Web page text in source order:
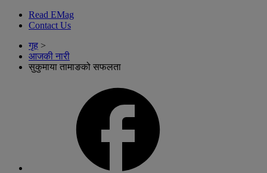
Read EMag
Contact Us
गृह >
आजकी नारी
सुकुमाया तामाङको सफलता